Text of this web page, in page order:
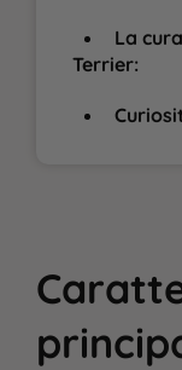
La
Terrier: